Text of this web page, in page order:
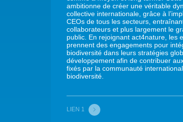
ambitionne de créer une véritable
collective internationale, grâce à
CEOs de tous les secteurs,
collaborateurs et plus largement le
public. En rejoignant act4nature, les
prennent des engagements pour
biodiversité dans leurs stratégies
développement afin de contribuer
fixés par la communauté
biodiversité.
LIEN 1